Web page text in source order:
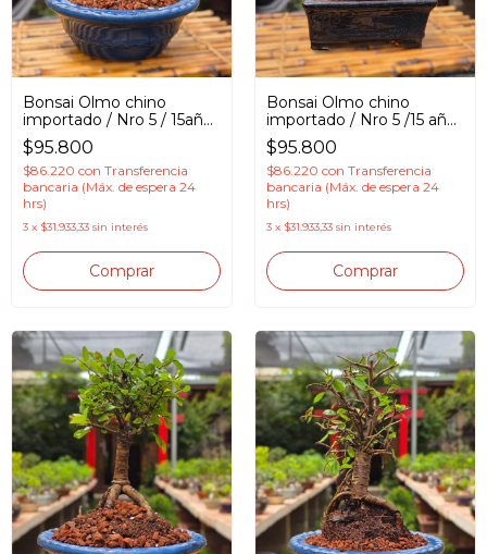
Bonsai Olmo chino
importado / Nro 5 / 15años
en Maceta esmaltada
$95.800
$86.220 con Transferencia
bancaria (Máx. de espera 24
hrs)
3 x $31.933,33 sin interés
Bonsai Olmo chino
importado / Nro 5 /15 años
en Maceta esmaltada
$95.800
$86.220 con Transferencia
bancaria (Máx. de espera 24
hrs)
3 x $31.933,33 sin interés